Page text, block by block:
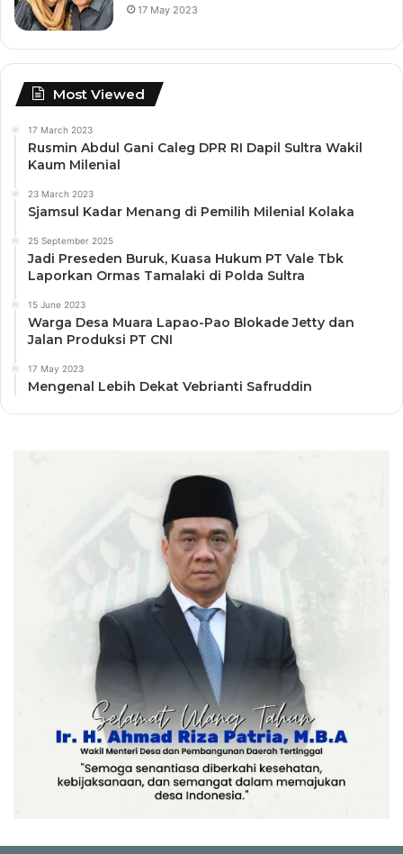
17 May 2023
Most Viewed
17 March 2023
Rusmin Abdul Gani Caleg DPR RI Dapil Sultra Wakil
Kaum Milenial
23 March 2023
Sjamsul Kadar Menang di Pemilih Milenial Kolaka
25 September 2025
Jadi Preseden Buruk, Kuasa Hukum PT Vale Tbk
Laporkan Ormas Tamalaki di Polda Sultra
15 June 2023
Warga Desa Muara Lapao-Pao Blokade Jetty dan
Jalan Produksi PT CNI
17 May 2023
Mengenal Lebih Dekat Vebrianti Safruddin